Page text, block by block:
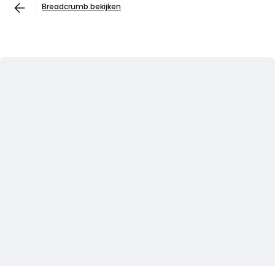
Breadcrumb bekijken